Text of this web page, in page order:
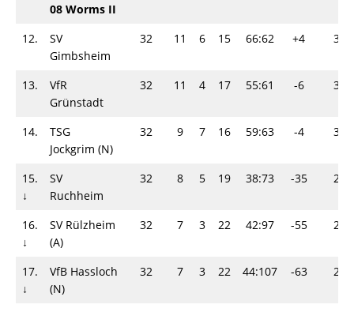
08 Worms II
12.
SV
Gimbsheim
32 11 6 15 66:62 +4 39
13.
VfR
Grünstadt
32 11 4 17 55:61 -6 37
14.
TSG
Jockgrim (N)
32 9 7 16 59:63 -4 34
15.
↓
SV
Ruchheim
32 8 5 19 38:73 -35 29
16.
↓
SV Rülzheim
(A)
32 7 3 22 42:97 -55 24
17.
↓
VfB Hassloch
(N)
32 7 3 22 44:107 -63 24